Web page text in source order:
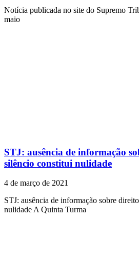
Notícia publicada no site do Supremo
maio
STJ: ausência de informação
silêncio constitui nulidade
4 de março de 2021
STJ: ausência de informação sobre
nulidade A Quinta Turma